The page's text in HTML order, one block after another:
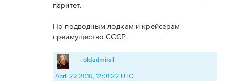
паритет.
По подводным лодкам и крейсерам -
преимущество СССР.
oldadmiral
April 22 2016, 12:01:22 UTC